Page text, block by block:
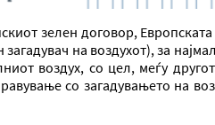
зелен договор,
на воздухот), за
воздух, со цел, меѓу
со загадувањето на